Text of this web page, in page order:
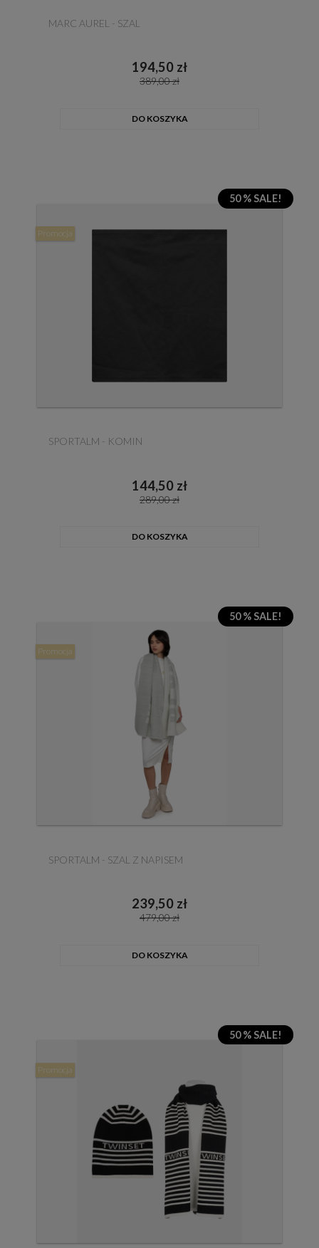
MARC AUREL - SZAL
194,50 zł
389,00 zł
DO KOSZYKA
50 % SALE!
SPORTALM - KOMIN
144,50 zł
289,00 zł
DO KOSZYKA
Promocja
50 % SALE!
SPORTALM - SZAL Z NAPISEM
239,50 zł
479,00 zł
DO KOSZYKA
Promocja
50 % SALE!
Promocja